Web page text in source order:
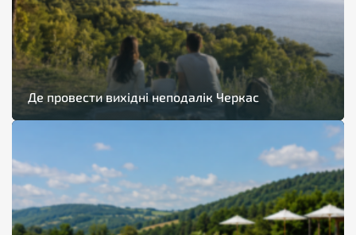
Де провести вихідні неподалік Черкас